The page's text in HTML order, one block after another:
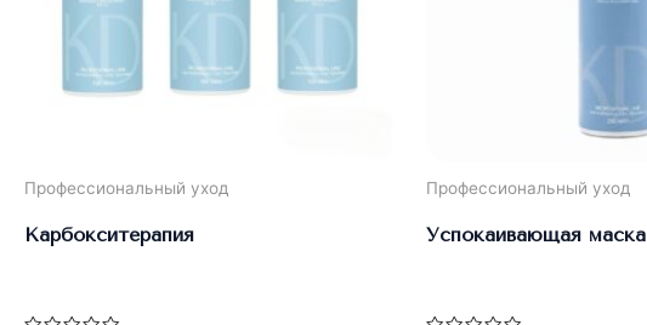
Профессиональный уход
Карбокситерапия
Профессиональный уход
Успокаивающая маска